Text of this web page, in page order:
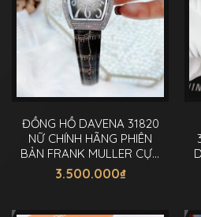
ĐỒNG HỒ DAVENA 31820
NỮ CHÍNH HÃNG PHIÊN
BẢN FRANK MULLER CỰC
CHẤT 34MM
3.500.000₫